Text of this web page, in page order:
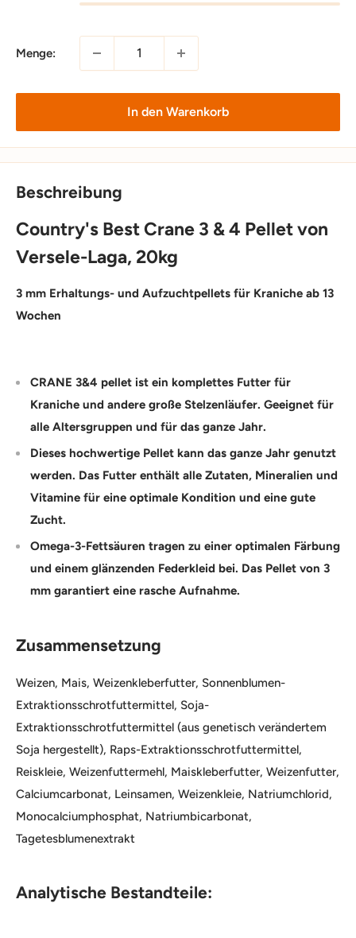
Menge:
In den Warenkorb
Beschreibung
Country's Best Crane 3 & 4 Pellet von
Versele-Laga, 20kg
3 mm Erhaltungs- und Aufzuchtpellets für Kraniche ab 13
Wochen
CRANE 3&4 pellet ist ein komplettes Futter für
Kraniche und andere große Stelzenläufer. Geeignet für
alle Altersgruppen und für das ganze Jahr.
Dieses hochwertige Pellet kann das ganze Jahr genutzt
werden. Das Futter enthält alle Zutaten, Mineralien und
Vitamine für eine optimale Kondition und eine gute
Zucht.
Omega-3-Fettsäuren tragen zu einer optimalen Färbung
und einem glänzenden Federkleid bei. Das Pellet von 3
mm garantiert eine rasche Aufnahme.
Zusammensetzung
Weizen, Mais, Weizenkleberfutter, Sonnenblumen-
Extraktionsschrotfuttermittel, Soja-
Extraktionsschrotfuttermittel (aus genetisch verändertem
Soja hergestellt), Raps-Extraktionsschrotfuttermittel,
Reiskleie, Weizenfuttermehl, Maiskleberfutter, Weizenfutter,
Calciumcarbonat, Leinsamen, Weizenkleie, Natriumchlorid,
Monocalciumphosphat, Natriumbicarbonat,
Tagetesblumenextrakt
Analytische Bestandteile: